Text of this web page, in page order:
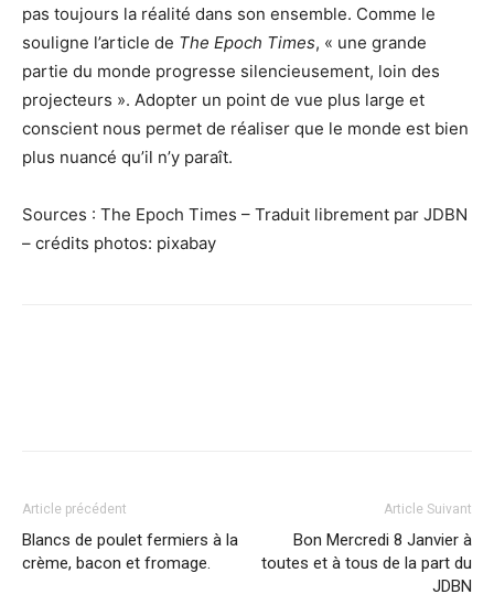
pas toujours la réalité dans son ensemble. Comme le
souligne l’article de The Epoch Times, « une grande
partie du monde progresse silencieusement, loin des
projecteurs ». Adopter un point de vue plus large et
conscient nous permet de réaliser que le monde est bien
plus nuancé qu’il n’y paraît.
Sources : The Epoch Times – Traduit librement par JDBN
– crédits photos: pixabay
Article précédent
Blancs de poulet fermiers à la
crème, bacon et fromage.
Article Suivant
Bon Mercredi 8 Janvier à
toutes et à tous de la part du
JDBN